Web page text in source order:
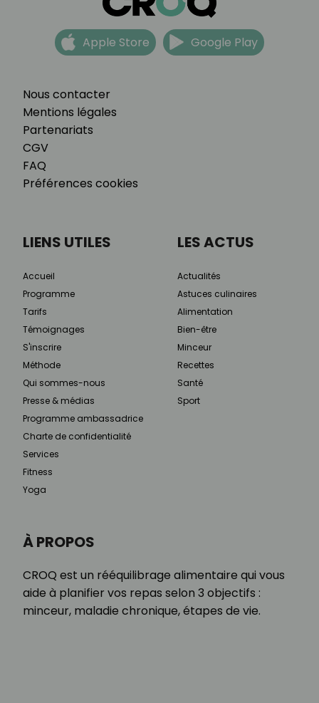
Nous contacter
Mentions légales
Partenariats
CGV
FAQ
Préférences cookies
Apple Store Google Play
À PROPOS
CROQ est un rééquilibrage alimentaire qui vous
aide à planifier vos repas selon 3 objectifs :
minceur, maladie chronique, étapes de vie.
LIENS UTILES
Accueil
Programme
Tarifs
Témoignages
S'inscrire
Méthode
Qui sommes-nous
Presse & médias
Programme ambassadrice
Charte de confidentialité
Services
Fitness
Yoga
LES ACTUS
Actualités
Astuces culinaires
Alimentation
Bien-être
Minceur
Recettes
Santé
Sport